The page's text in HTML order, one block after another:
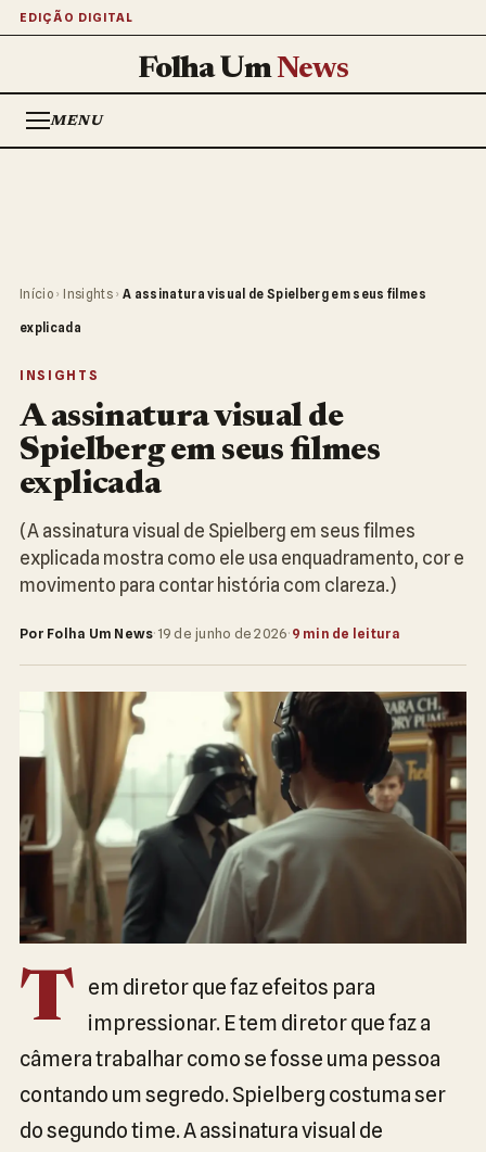
EDIÇÃO DIGITAL
Folha UmNews
MENU
Início › Insights › A assinatura visual de Spielberg em seus filmes
explicada
INSIGHTS
A assinatura visual de
Spielberg em seus filmes
explicada
(A assinatura visual de Spielberg em seus filmes
explicada mostra como ele usa enquadramento, cor e
movimento para contar história com clareza.)
Por Folha Um News· 19 de junho de 2026· 9 min de leitura
T
em diretor que faz efeitos para
impressionar. E tem diretor que faz a
câmera trabalhar como se fosse uma pessoa
contando um segredo. Spielberg costuma ser
do segundo time. A assinatura visual de